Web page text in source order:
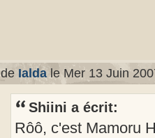
de Ialda le Mer 13 Juin
Shiini a écrit:
Rôô, c'est Mamoru